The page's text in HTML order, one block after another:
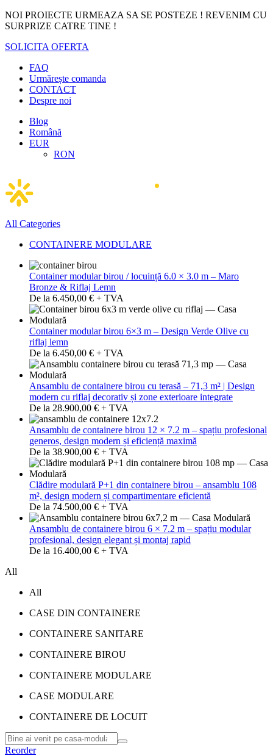
NOI PROIECTE URMEAZA SA SE POSTEZE ! REVENIM CU
SURPRIZE CATRE TINE !
SOLICITA OFERTA
FAQ
Urmărește comanda
CONTACT
Despre noi
Blog
Română
EUR
RON
All Categories
CONTAINERE MODULARE
Container modular birou / locuință 6.0 × 3.0 m – Maro
Bronze & Riflaj Lemn
De la 6.450,00 € + TVA
Container modular birou 6×3 m – Design Verde Olive cu
riflaj lemn
De la 6.450,00 € + TVA
Ansamblu de containere birou cu terasă – 71,3 m² | Design
modern cu riflaj decorativ și zone exterioare integrate
De la 28.900,00 € + TVA
Ansamblu de containere birou 12 × 7.2 m – spațiu profesional
generos, design modern și eficiență maximă
De la 38.900,00 € + TVA
Clădire modulară P+1 din containere birou – ansamblu 108
m², design modern și compartimentare eficientă
De la 74.500,00 € + TVA
Ansamblu de containere birou 6 × 7.2 m – spațiu modular
profesional, design elegant și montaj rapid
De la 16.400,00 € + TVA
All
All
CASE DIN CONTAINERE
CONTAINERE SANITARE
CONTAINERE BIROU
CONTAINERE MODULARE
CASE MODULARE
CONTAINERE DE LOCUIT
Reorder